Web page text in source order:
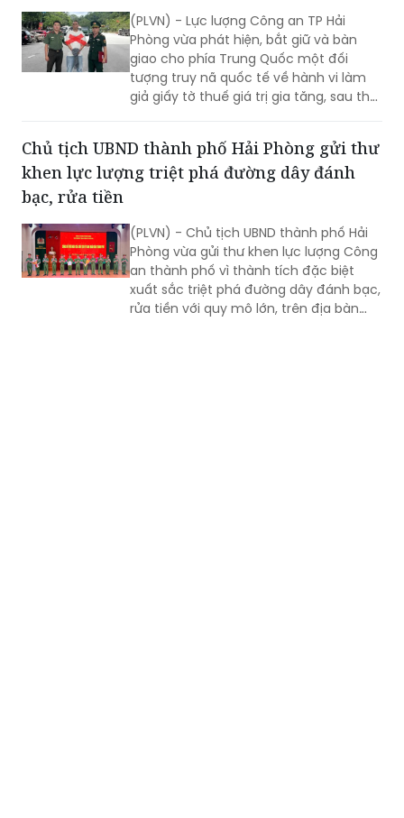
xã hội, tránh tiếp tay cho tin giả và vi
phạm pháp luật.
Bắt giữ đối tượng truy nã người nước ngoài
nhập cảnh trái phép để lẩn trốn
(PLVN) - Lực lượng Công an TP Hải
Phòng vừa phát hiện, bắt giữ và bàn
tượng truy nã quốc tế về hành vi làm
giả giấy tờ thuế giá trị gia tăng, sau thời
gian lẩn trốn trên địa bàn thành phố.
Chủ tịch UBND thành phố Hải Phòng gửi thư
khen lực lượng triệt phá đường dây đánh
bạc, rửa tiền
(PLVN) - Chủ tịch UBND thành phố Hải
Phòng vừa gửi thư khen lực lượng Công